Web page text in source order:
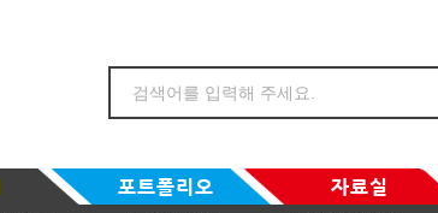
포트폴리오
자료실